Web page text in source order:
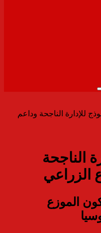
بحث
للإدارة الناجحة وداعم
الناجحة
الزراعي
الموزع